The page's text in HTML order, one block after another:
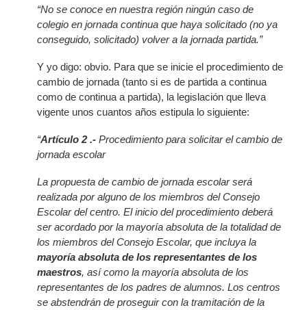
“No se conoce en nuestra región ningún caso de
colegio en jornada continua que haya solicitado (no ya
conseguido, solicitado) volver a la jornada partida.”
Y yo digo: obvio. Para que se inicie el procedimiento de
cambio de jornada (tanto si es de partida a continua
como de continua a partida), la legislación que lleva
vigente unos cuantos años estipula lo siguiente:
“Artículo 2 .- Procedimiento para solicitar el cambio de
jornada escolar
La propuesta de cambio de jornada escolar será
realizada por alguno de los miembros del Consejo
Escolar del centro. El inicio del procedimiento deberá
ser acordado por la mayoría absoluta de la totalidad de
los miembros del Consejo Escolar, que incluya la
mayoría absoluta de los representantes de los
maestros, así como la mayoría absoluta de los
representantes de los padres de alumnos. Los centros
se abstendrán de proseguir con la tramitación de la